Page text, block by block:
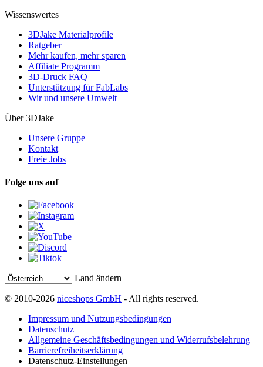
Wissenswertes
3DJake Materialprofile
Ratgeber
Mehr kaufen, mehr sparen
Affiliate Programm
3D-Druck FAQ
Unterstützung für FabLabs
Wir und unsere Umwelt
Über 3DJake
Unsere Gruppe
Kontakt
Freie Jobs
Folge uns auf
Land ändern
© 2010-2026 niceshops GmbH - All rights reserved.
Impressum und Nutzungsbedingungen
Datenschutz
Allgemeine Geschäftsbedingungen und Widerrufsbelehrung
Barrierefreiheitserklärung
Datenschutz-Einstellungen